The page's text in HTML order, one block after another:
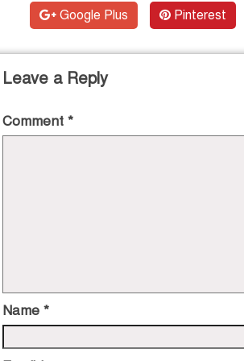
Google Plus Pinterest
Leave a Reply
Comment *
Name *